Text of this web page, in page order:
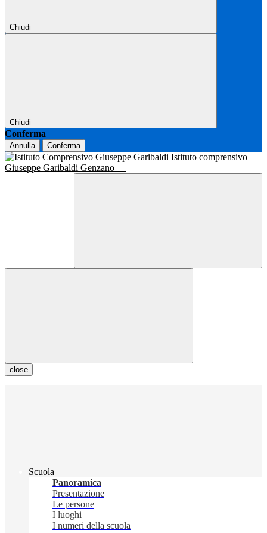
Chiudi
Chiudi
Conferma
Annulla Conferma
Istituto comprensivo
Giuseppe Garibaldi Genzano
close
Scuola
Panoramica
Presentazione
Le persone
I luoghi
I numeri della scuola